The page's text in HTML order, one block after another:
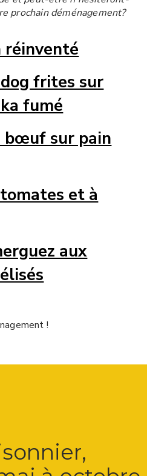
prochain déménagement?
réinventé
frites sur
fumé
bœuf sur pain
et à
aux
!